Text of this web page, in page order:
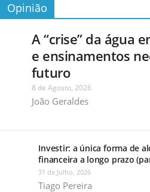
Opinião
A “crise” da água
e ensinamentos
futuro
8 de Agosto, 2026
João Geraldes
Investir: a única forma de
financeira a longo prazo
31 de Julho, 2026
Tiago Pereira